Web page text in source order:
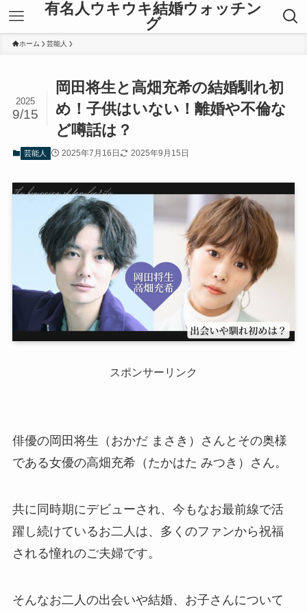
有名人ウキウキ結婚ウォッチン
グ
ホーム 芸能人
岡田将生と高畑充希の結婚馴れ初
め！子供はいない！離婚や不倫な
ど噂話は？
2025
9/15
芸能人 2025年7月16日 2025年9月15日
スポンサーリンク
俳優の岡田将生（おかだ まさき）さんとその奥様
である女優の高畑充希（たかはた みつき）さん。
共に同時期にデビューされ、今もなお最前線で活
躍し続けているお二人は、多くのファンから祝福
される憧れのご夫婦です。
そんなお二人の出会いや結婚、お子さんについて